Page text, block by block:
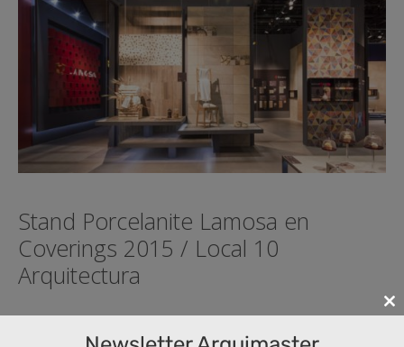
Stand Porcelanite Lamosa en
Coverings 2015 / Local 10
Arquitectura